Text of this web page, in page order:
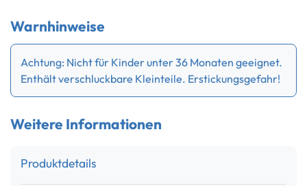
Warnhinweise
Achtung: Nicht für Kinder unter 36 Monaten geeignet.
Enthält verschluckbare Kleinteile. Erstickungsgefahr!
Weitere Informationen
Produktdetails